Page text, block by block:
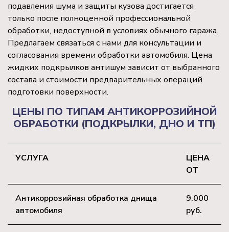
подавления шума и защиты кузова достигается
только после полноценной профессиональной
обработки, недоступной в условиях обычного гаража.
Предлагаем связаться с нами для консультации и
согласования времени обработки автомобиля. Цена
жидких подкрылков антишум зависит от выбранного
состава и стоимости предварительных операций
подготовки поверхности.
ЦЕНЫ ПО ТИПАМ АНТИКОРРОЗИЙНОЙ
ОБРАБОТКИ (ПОДКРЫЛКИ, ДНО И ТП)
УСЛУГА
ЦЕНА
ОТ
Антикоррозийная обработка днища
автомобиля
9.000
руб.